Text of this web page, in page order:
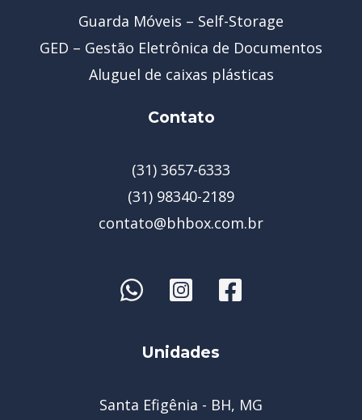
Guarda Móveis – Self-Storage
GED – Gestão Eletrônica de Documentos
Aluguel de caixas plásticas
Contato
(31) 3657-6333
(31) 98340-2189
contato@bhbox.com.br
Unidades
Santa Efigênia - BH, MG